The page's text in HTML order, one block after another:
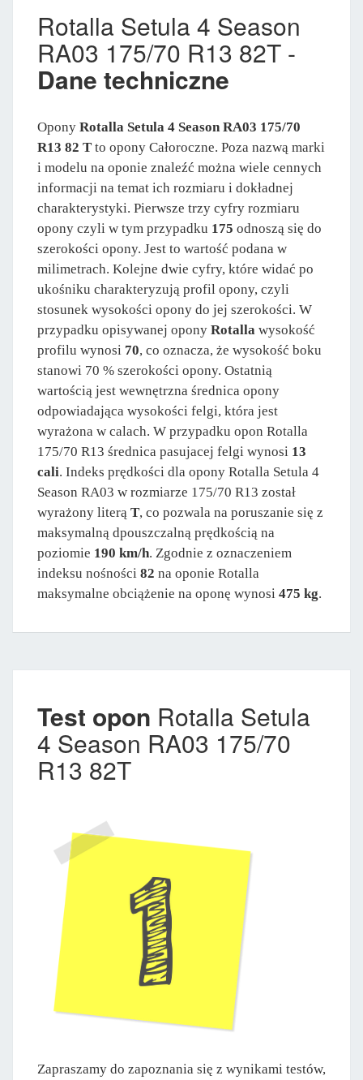
Rotalla Setula 4 Season
RA03 175/70 R13 82T -
Dane techniczne
Opony Rotalla Setula 4 Season RA03 175/70
R13 82 T to opony Całoroczne. Poza nazwą marki
i modelu na oponie znaleźć można wiele cennych
informacji na temat ich rozmiaru i dokładnej
charakterystyki. Pierwsze trzy cyfry rozmiaru
opony czyli w tym przypadku 175 odnoszą się do
szerokości opony. Jest to wartość podana w
milimetrach. Kolejne dwie cyfry, które widać po
ukośniku charakteryzują profil opony, czyli
stosunek wysokości opony do jej szerokości. W
przypadku opisywanej opony Rotalla wysokość
profilu wynosi 70, co oznacza, że wysokość boku
stanowi 70 % szerokości opony. Ostatnią
wartością jest wewnętrzna średnica opony
odpowiadająca wysokości felgi, która jest
wyrażona w calach. W przypadku opon Rotalla
175/70 R13 średnica pasujacej felgi wynosi 13
cali. Indeks prędkości dla opony Rotalla Setula 4
Season RA03 w rozmiarze 175/70 R13 został
wyrażony literą T, co pozwala na poruszanie się z
maksymalną dpouszczalną prędkością na
poziomie 190 km/h. Zgodnie z oznaczeniem
indeksu nośności 82 na oponie Rotalla
maksymalne obciążenie na oponę wynosi 475 kg.
Test opon Rotalla Setula
4 Season RA03 175/70
R13 82T
Zapraszamy do zapoznania się z wynikami testów,